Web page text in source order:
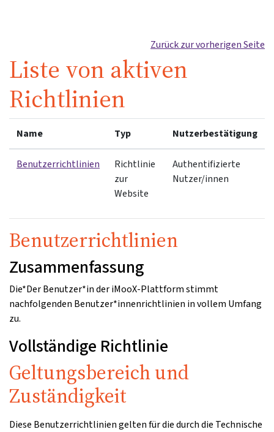
Zurück zur vorherigen Seite
Liste von aktiven
Richtlinien
Name Typ Nutzerbestätigung
Benutzerrichtlinien
Richtlinie
zur
Website
Authentifizierte
Nutzer/innen
Benutzerrichtlinien
Zusammenfassung
Die*Der Benutzer*in der iMooX-Plattform stimmt
nachfolgenden Benutzer*innenrichtlinien in vollem Umfang
zu.
Vollständige Richtlinie
Geltungsbereich und
Zuständigkeit
Diese Benutzerrichtlinien gelten für die durch die Technische